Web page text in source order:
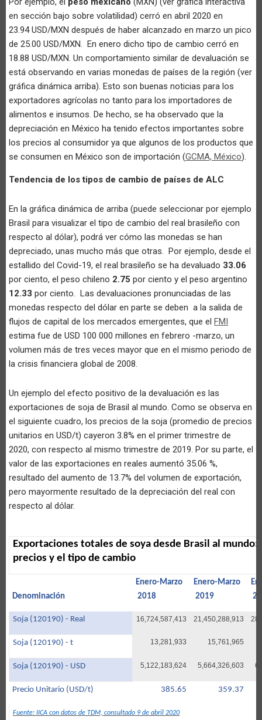
en sección bajo sobre volatilidad) cerró en abril 2020 en
23.94 USD/MXN después de haber alcanzado en marzo un pico
de 25.00 USD/MXN. En enero dicho tipo de cambio cerró en
18.88 USD/MXN. Un comportamiento similar de devaluación se
está observando en varias monedas de países de la región (ver
gráfica dinámica arriba). Esto son buenas noticias para los
exportadores agrícolas no tanto para los importadores de
alimentos e insumos. De hecho, se ha observado que la
depreciación en México ha tenido efectos importantes sobre
los precios al consumidor ya que algunos de los productos que
se consumen en México son de importación (GCMA, México).
Tendencia de los tipos de cambio de países de ALC
En la gráfica dinámica de arriba (puede seleccionar por ejemplo
Brasil para visualizar el tipo de cambio del real brasileño con
respecto al dólar), podrá ver cómo las monedas se han
depreciado, unas mucho más que otras. Por ejemplo, desde el
estallido del Covid-19, el real brasileño se ha devaluado 33.06
por ciento, el peso chileno 2.75 por ciento y el peso argentino
12.33 por ciento. Las devaluaciones pronunciadas de las
monedas respecto del dólar en parte se deben a la salida de
flujos de capital de los mercados emergentes, que el FMI
estima fue de USD 100 000 millones en febrero -marzo, un
volumen más de tres veces mayor que en el mismo periodo de
la crisis financiera global de 2008.
Un ejemplo del efecto positivo de la devaluación es las
exportaciones de soja de Brasil al mundo. Como se observa en
el siguiente cuadro, los precios de la soja (promedio de precios
unitarios en USD/t) cayeron 3.8% en el primer trimestre de
2020, con respecto al mismo trimestre de 2019. Por su parte, el
valor de las exportaciones en reales aumentó 35.06 %,
resultado del aumento de 13.7% del volumen de exportación,
pero mayormente resultado de la depreciación del real con
respecto al dólar.
Exportaciones totales de soya desde Brasil al mundo:
precios y el tipo de cambio
Denominación
Enero-Marzo
2018
Enero-Marzo
2019
Soja (120190) - Real 16,724,587,413 21,450,288,913
Soja (120190) - t 13,281,933 15,761,965
Soja (120190) - USD 5,122,183,624 5,664,326,603
Precio Unitario (USD/t) 385.65 359.37
Fuente: IICA con datos de TDM, consultado 9 de abril 2020